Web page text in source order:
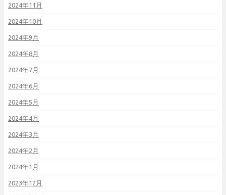
2024年11月
2024年10月
2024年9月
2024年8月
2024年7月
2024年6月
2024年5月
2024年4月
2024年3月
2024年2月
2024年1月
2023年12月